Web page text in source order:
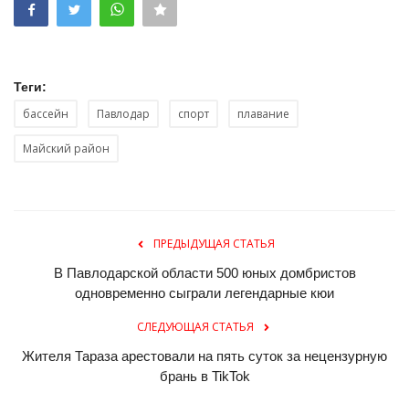
Теги:
бассейн Павлодар спорт плавание
Майский район
ПРЕДЫДУЩАЯ СТАТЬЯ
В Павлодарской области 500 юных домбристов
одновременно сыграли легендарные кюи
СЛЕДУЮЩАЯ СТАТЬЯ
Жителя Тараза арестовали на пять суток за нецензурную
брань в TikTok